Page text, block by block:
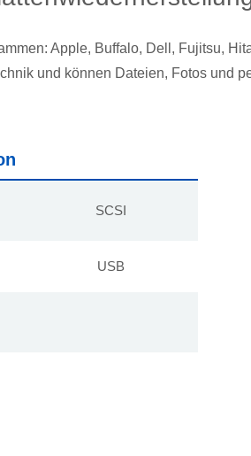
Apple, Buffalo, Dell, Fujitsu,
und können Dateien, Fotos und
SCSI
USB